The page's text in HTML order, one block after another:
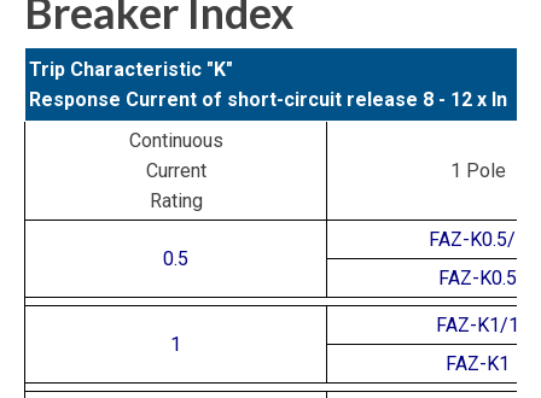
Breaker Index
Trip Characteristic "K"
Response Current of short-circuit release 8 - 12 x In
Continuous
Current
Rating
1 Pole
0.5
FAZ-K0.5/1
FAZ-K0.5
1
FAZ-K1/1
FAZ-K1